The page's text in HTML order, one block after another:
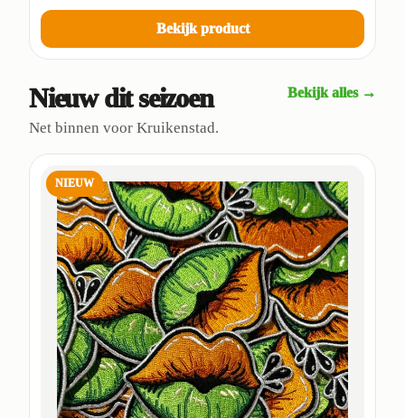
Bekijk product
Nieuw dit seizoen
Net binnen voor Kruikenstad.
Bekijk alles →
NIEUW